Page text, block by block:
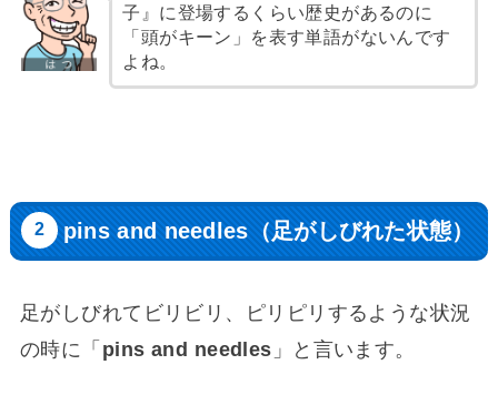
子』に登場するくらい歴史があるのに
「頭がキーン」を表す単語がないんです
よね。
pins and needles（足がしびれた状態）
足がしびれてビリビリ、ピリピリするような状況
の時に「 pins and needles 」と言います。